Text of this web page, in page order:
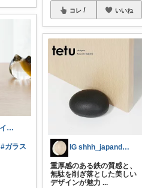
ハナアンドメイ🐰🐱ﾌｫﾛﾊﾞ100%
#ガラス
コレ いいね
IG shhh_japandi_room
重厚感のある鉄の質感と、
無駄を削ぎ落とした美しい
デザインが魅力 ...